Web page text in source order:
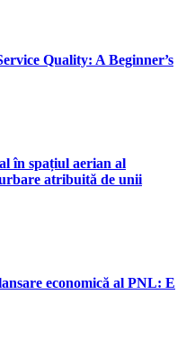
Quality: A Beginner’s
în spațiul aerian al
atribuită de unii
economică al PNL: E